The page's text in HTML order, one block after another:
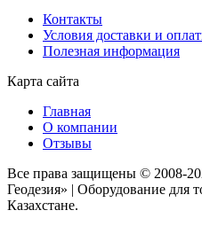
Контакты
Условия доставки и
Полезная информация
Карта сайта
Главная
О компании
Отзывы
Все права защищены © 2008-
Геодезия» | Оборудование для
Казахстане.